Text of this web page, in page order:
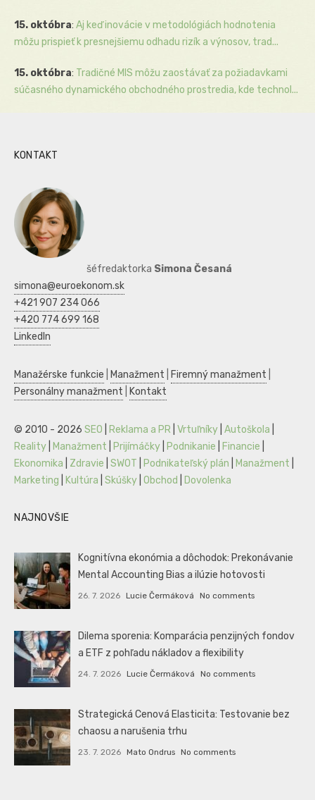
15. októbra: Aj keď inovácie v metodológiách hodnotenia
môžu prispieť k presnejšiemu odhadu rizík a výnosov, trad...
15. októbra: Tradičné MIS môžu zaostávať za požiadavkami
súčasného dynamického obchodného prostredia, kde technol...
KONTAKT
šéfredaktorka Simona Česaná
simona@euroekonom.sk
+421 907 234 066
+420 774 699 168
LinkedIn
Manažérske funkcie Manažment Firemný manažment
Personálny manažment
Kontakt
© 2010 - 2026 SEO Reklama a PR Vrtuľníky Autoškola
Reality
Manažment Prijímáčky Podnikanie Financie
Ekonomika
Zdravie SWOT Podnikateľský plán Manažment
Marketing
Kultúra Skúšky Obchod Dovolenka
NAJNOVŠIE
Kognitívna ekonómia a dôchodok: Prekonávanie
Mental Accounting Bias a ilúzie hotovosti
26. 7. 2026 Lucie Čermáková No comments
Dilema sporenia: Komparácia penzijných fondov
a ETF z pohľadu nákladov a flexibility
24. 7. 2026 Lucie Čermáková No comments
Strategická Cenová Elasticita: Testovanie bez
chaosu a narušenia trhu
23. 7. 2026 Mato Ondrus No comments